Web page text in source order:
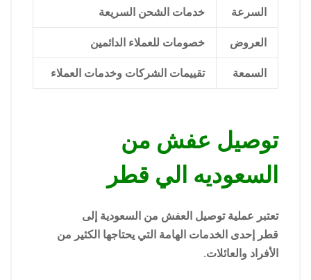
السرعة خدمات الشحن السريعة
العروض خصومات للعملاء الدائمين
السمعة تقييمات الشركات وخدمات العملاء
توصيل عفش من
السعوديه الي قطر
تعتبر عملية توصيل العفش من السعودية إلى
قطر إحدى الخدمات الهامة التي يحتاجها الكثير من
الأفراد والعائلات.